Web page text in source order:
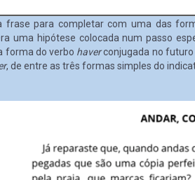
frase para completar com uma das
uma hipótese colocada num passo
forma do verbo haverconjugada no futuro
, de entre as três formas simples do